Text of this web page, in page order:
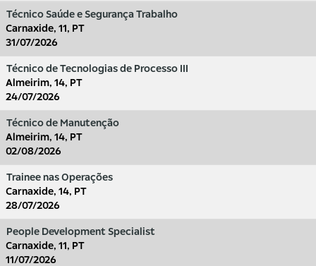
Técnico Saúde e Segurança Trabalho
Carnaxide, 11, PT
31/07/2026
Técnico de Tecnologias de Processo III
Almeirim, 14, PT
24/07/2026
Técnico de Manutenção
Almeirim, 14, PT
02/08/2026
Trainee nas Operações
Carnaxide, 14, PT
28/07/2026
People Development Specialist
Carnaxide, 11, PT
11/07/2026